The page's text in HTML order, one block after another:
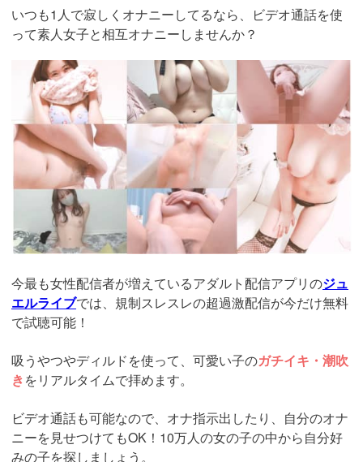
いつも1人で寂しくオナニーしてるなら、ビデオ通話を使
って素人女子と相互オナニーしませんか？
https://www.j-
live.tv/LiveChat/acs.php?
si=jwchatt&pid=MLA5661_0004&pa=lp40.php
今最も女性配信者が増えているアダルト配信アプリのジュ
エルライブでは、規制スレスレの超過激配信が今だけ無料
で試聴可能！
吸うやつやディルドを使って、可愛い子のガチイキ・潮吹
きをリアルタイムで拝めます。
ビデオ通話も可能なので、オナ指示出したり、自分のオナ
ニーを見せつけてもOK！10万人の女の子の中から自分好
みの子を探しましょう。